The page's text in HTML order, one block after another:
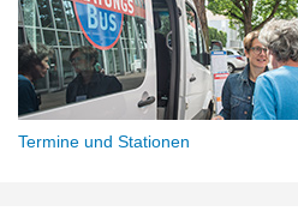
Termine und Stationen